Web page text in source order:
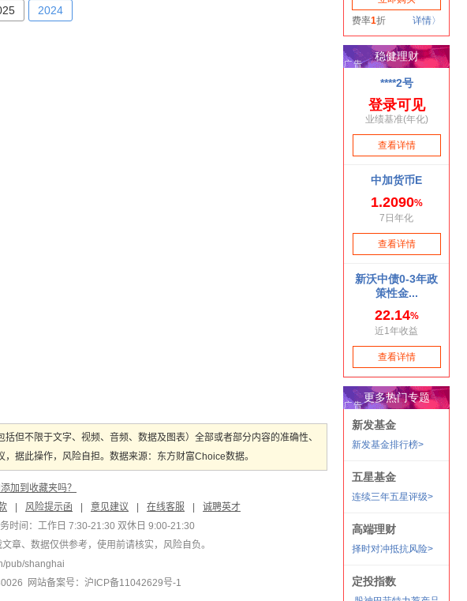
2024
但不限于文字、视频、音频、数据及图表）全部或者部分内容的准确性、
据此操作，风险自担。数据来源：东方财富Choice数据。
加到收藏夹吗？
风险提示函 意见建议 在线客服
诚聘英才
时间：工作日 7:30-21:30 双休日 9:00-21:30
章、数据仅供参考，使用前请核实，风险自负。
pub/shanghai
网站备案号：沪ICP备11042629号-1